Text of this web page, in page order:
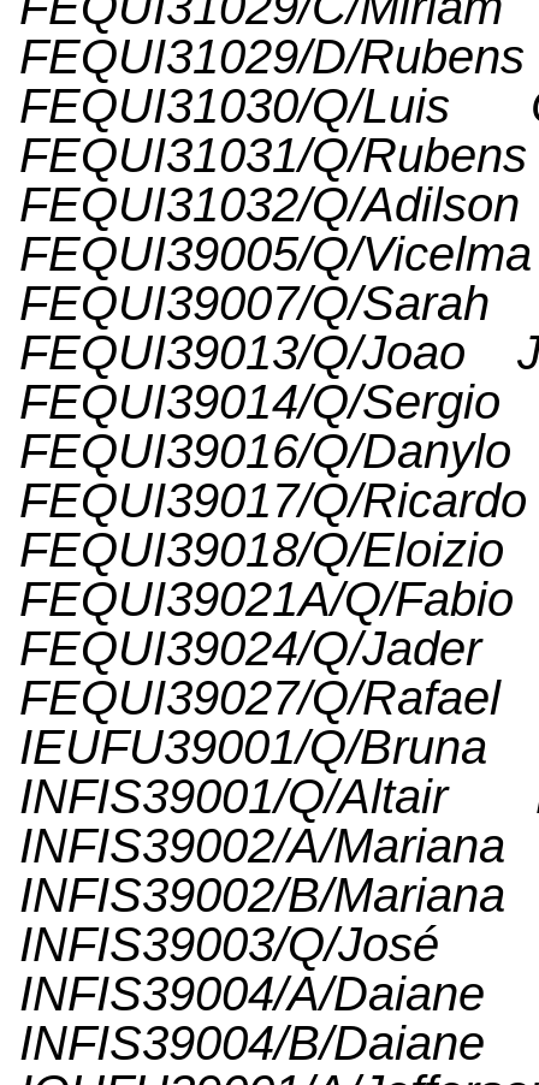
FEQUI31029/
FEQUI31030/Q/
FEQUI31031/
FEQUI31032/Q/
FEQUI39005/Q/
FEQUI39007/Q/
FEQUI39013/Q/Joao
FEQUI39014/Q/
FEQUI39016/Q/
FEQUI39017/Q/
FEQUI39018/
FEQUI39021A/Q/
FEQUI39024/Q/
FEQUI39027/
IEUFU39001/Q/
INFIS39001/Q/
INFIS39002/A/
INFIS39002/B/
INFIS39003/Q/
INFIS39004/A/
INFIS39004/B/